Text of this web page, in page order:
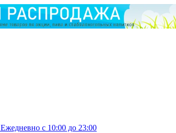
Ежедневно с 10:00 до 23:00